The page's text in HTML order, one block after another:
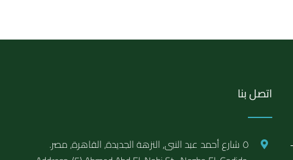
اتصل بنا
٥ شارع أحمد عبد النبى, النزهة الجديدة, القاهرة, مصر.